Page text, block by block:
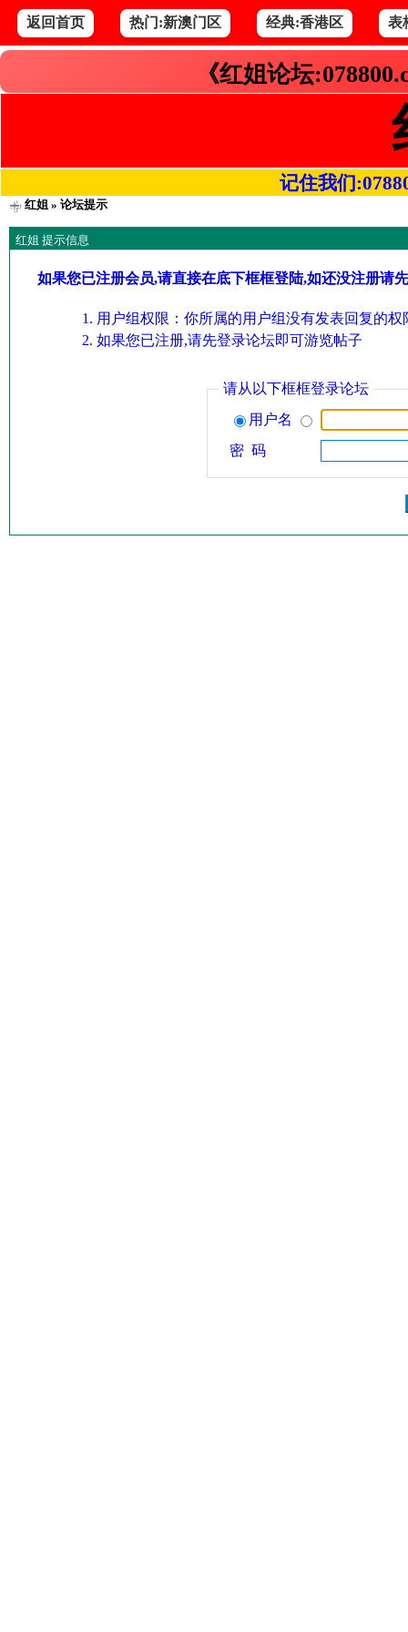
返回首页 热门:新澳门区 经典:香港区 表
《红姐论坛
记住我们
红姐» 论坛提示
红姐 提示信息
如果您已注册会员,请直接在底下框框登陆,如还没注册请
用户组权限：你所属的用户组没有发表回复的权
如果您已注册,请先登录论坛即可游览帖子
请从以下框框登录论坛
用户名
密 码